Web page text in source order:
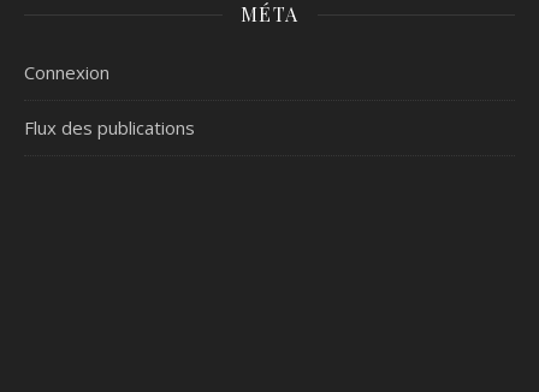
MÉTA
Connexion
Flux des publications